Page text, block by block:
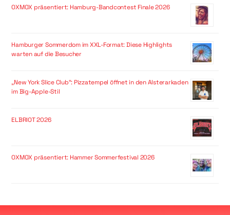
OXMOX präsentiert: Hamburg-Bandcontest Finale 2026
Hamburger Sommerdom im XXL-Format: Diese Highlights
warten auf die Besucher
„New York Slice Club“: Pizzatempel öffnet in den Alsterarkaden
im Big-Apple-Stil
ELBRIOT 2026
OXMOX präsentiert: Hammer Sommerfestival 2026